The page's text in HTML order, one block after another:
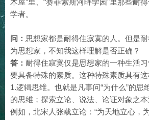
木屋”里、“赛菲索斯河畔学园”里那些耐
学者。
问： 思想家都是耐得住寂寞的人。但是
为思想家，不知我这样理解是否正确？
答： 耐得住寂寞仅是思想家的一种生活
要具备特殊的素质。这种特殊素质具有这
1.逻辑思维。也就是凡事问“为什么”的思
的思维；探索立论、说法、论证对象之本
例如，北宋人张载立论：“为天地立心，